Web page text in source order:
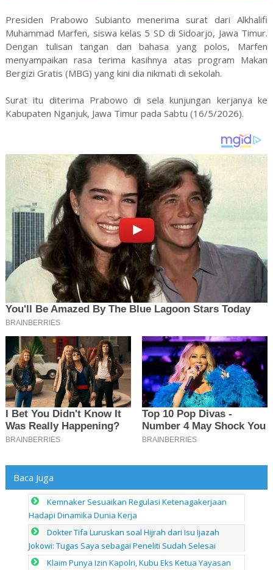
Presiden Prabowo Subianto menerima surat dari Alkhalifi
Muhammad Marfen, siswa kelas 5 SD di Sidoarjo, Jawa Timur.
Dengan tulisan tangan dan bahasa yang polos, Marfen
menyampaikan rasa terima kasihnya atas program Makan
Bergizi Gratis (MBG) yang kini dia nikmati di sekolah.
Surat itu diterima Prabowo di sela kunjungan kerjanya ke
Kabupaten Nganjuk, Jawa Timur pada Sabtu (16/5/2026).
Baca Juga
Kemnaker Sesuaikan Regulasi Ketenagakerjaan
Hadapi Dinamika Dunia Kerja
Dokter Tifa Luruskan soal Hijrah dari Isu Ijazah
Jokowi: Tugas Saya sebagai Peneliti Sudah Selesai
Klaim Punya Izin Kapolri, Kubu Eks Ketua Yayasan